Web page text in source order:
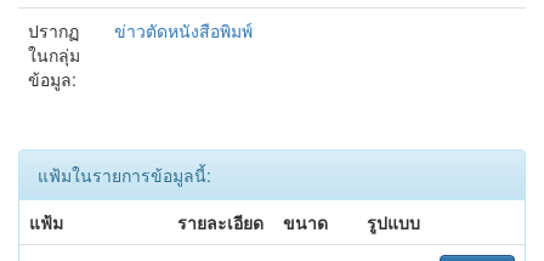
ปรากฏ
ในกลุ่ม
ข้อมูล:
ข่าวตัดหนังสือพิมพ์
แฟ้มในรายการข้อมูลนี้:
แฟ้ม
รายละเอียด ขนาด
รูปแบบ